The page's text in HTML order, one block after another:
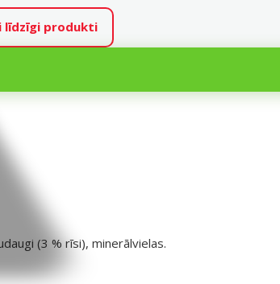
līdzīgi produkti
(3 % rīsi), minerālvielas.